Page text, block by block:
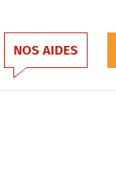
NOS AIDES